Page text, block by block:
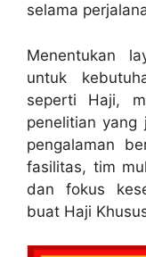
selama
Menentukan
untuk
seperti Haji,
penelitian yang
pengalaman
fasilitas, tim
dan fokus
buat Haji